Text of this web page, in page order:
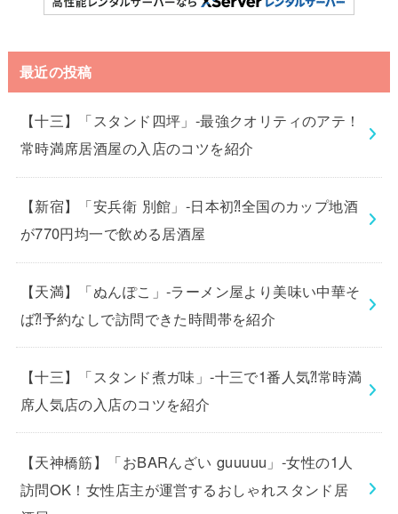
最近の投稿
【十三】「スタンド四坪」-最強クオリティのアテ！
常時満席居酒屋の入店のコツを紹介
【新宿】「安兵衛 別館」-日本初⁈全国のカップ地酒
が770円均一で飲める居酒屋
【天満】「ぬんぽこ」-ラーメン屋より美味い中華そ
ば⁈予約なしで訪問できた時間帯を紹介
【十三】「スタンド煮ガ味」-十三で1番人気⁈常時満
席人気店の入店のコツを紹介
【天神橋筋】「おBARんざい guuuuu」-女性の1人
訪問OK！女性店主が運営するおしゃれスタンド居